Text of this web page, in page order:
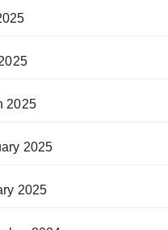
2025
2025
2025